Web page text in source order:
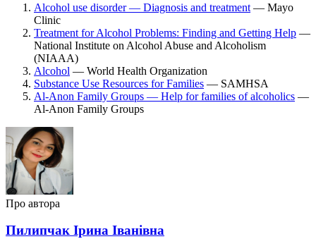
Alcohol use disorder — Diagnosis and treatment — Mayo
Clinic
Treatment for Alcohol Problems: Finding and Getting Help —
National Institute on Alcohol Abuse and Alcoholism
(NIAAA)
Alcohol — World Health Organization
Substance Use Resources for Families — SAMHSA
Al-Anon Family Groups — Help for families of alcoholics —
Al-Anon Family Groups
Про автора
Пилипчак Ірина Іванівна